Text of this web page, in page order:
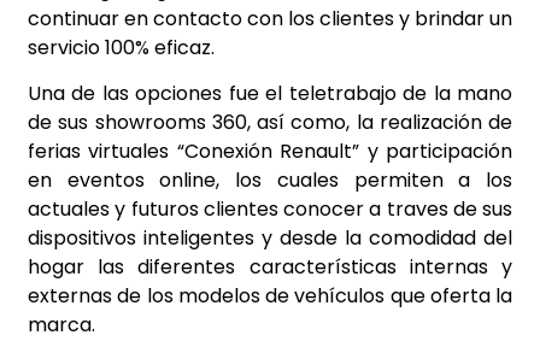
continuar en contacto con los clientes y brindar un
servicio 100% eficaz.
Una de las opciones fue el teletrabajo de la mano
de sus showrooms 360, así como, la realización de
ferias virtuales “Conexión Renault” y participación
en eventos online, los cuales permiten a los
actuales y futuros clientes conocer a traves de sus
dispositivos inteligentes y desde la comodidad del
hogar las diferentes características internas y
externas de los modelos de vehículos que oferta la
marca.